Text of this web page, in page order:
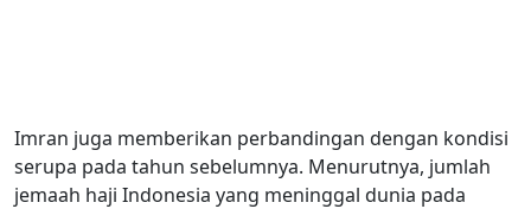
Imran juga memberikan perbandingan dengan kondisi
serupa pada tahun sebelumnya. Menurutnya, jumlah
jemaah haji Indonesia yang meninggal dunia pada